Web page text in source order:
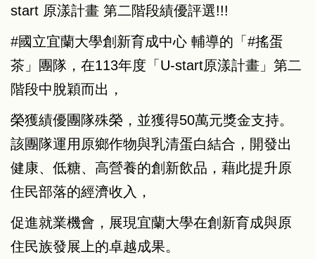
start 原漾計畫 第二階段績優評選!!!
#國立宜蘭大學創新育成中心 輔導的「 #搖蛋
茶 」團隊，在113年度「U-start原漾計畫」第二
階段中脫穎而出，
榮獲績優團隊殊榮，並獲得50萬元獎金支持。
該團隊運用原鄉作物與乳清蛋白結合，開發出
健康、低糖、高營養的創新飲品，藉此提升原
住民部落的經濟收入，
促進就業機會，展現宜蘭大學在創新育成與原
住民族發展上的卓越成果。